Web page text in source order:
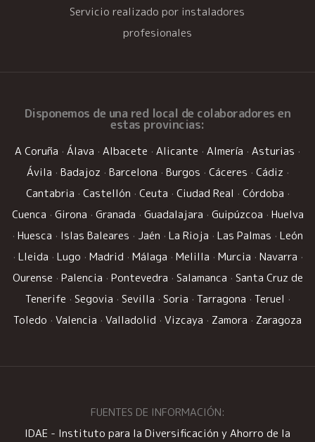
Servicio realizado por instaladores
profesionales
Disponemos de una red local de colaboradores en
estas provincias:
A Coruña · Álava · Albacete · Alicante · Almería · Asturias ·
Ávila · Badajoz · Barcelona · Burgos · Cáceres · Cádiz ·
Cantabria · Castellón · Ceuta · Ciudad Real · Córdoba ·
Cuenca · Girona · Granada · Guadalajara · Guipúzcoa · Huelva
· Huesca · Islas Baleares · Jaén · La Rioja · Las Palmas · León
· Lleida · Lugo · Madrid · Málaga · Melilla · Murcia · Navarra ·
Ourense · Palencia · Pontevedra · Salamanca · Santa Cruz de
Tenerife · Segovia · Sevilla · Soria · Tarragona · Teruel ·
Toledo · Valencia · Valladolid · Vizcaya · Zamora · Zaragoza
FUENTES DE INFORMACIÓN:
IDAE - Instituto para la Diversificación y Ahorro de la